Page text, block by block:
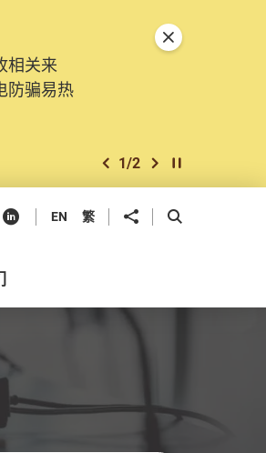
相关来
防骗易热
日起，
所有提交
上一个
2/2 下一个开始/暂停幻灯
关闭特別通告
音领英 EN 繁 分享到 开启搜寻框